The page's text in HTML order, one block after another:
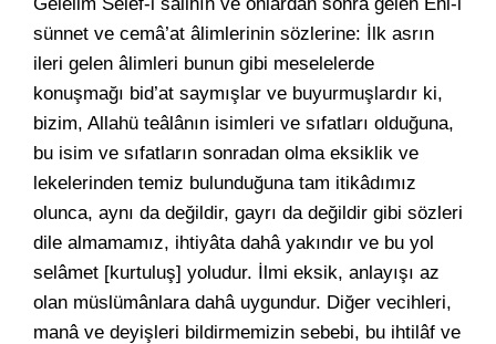
sünnet ve cemâ’at âlimlerinin sözlerine: İlk asrın
ileri gelen âlimleri bunun gibi meselelerde
konuşmağı bid’at saymışlar ve buyurmuşlardır ki,
bizim, Allahü teâlânın isimleri ve sıfatları olduğuna,
bu isim ve sıfatların sonradan olma eksiklik ve
lekelerinden temiz bulunduğuna tam itikâdımız
olunca, aynı da değildir, gayrı da değildir gibi sözleri
dile almamamız, ihtiyâta dahâ yakındır ve bu yol
selâmet [kurtuluş] yoludur. İlmi eksik, anlayışı az
olan müslümânlara dahâ uygundur. Diğer vecihleri,
manâ ve deyişleri bildirmemizin sebebi, bu ihtilâf ve